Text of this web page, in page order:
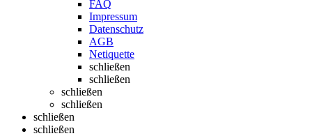
FAQ
Impressum
Datenschutz
AGB
Netiquette
schließen
schließen
schließen
schließen
schließen
schließen